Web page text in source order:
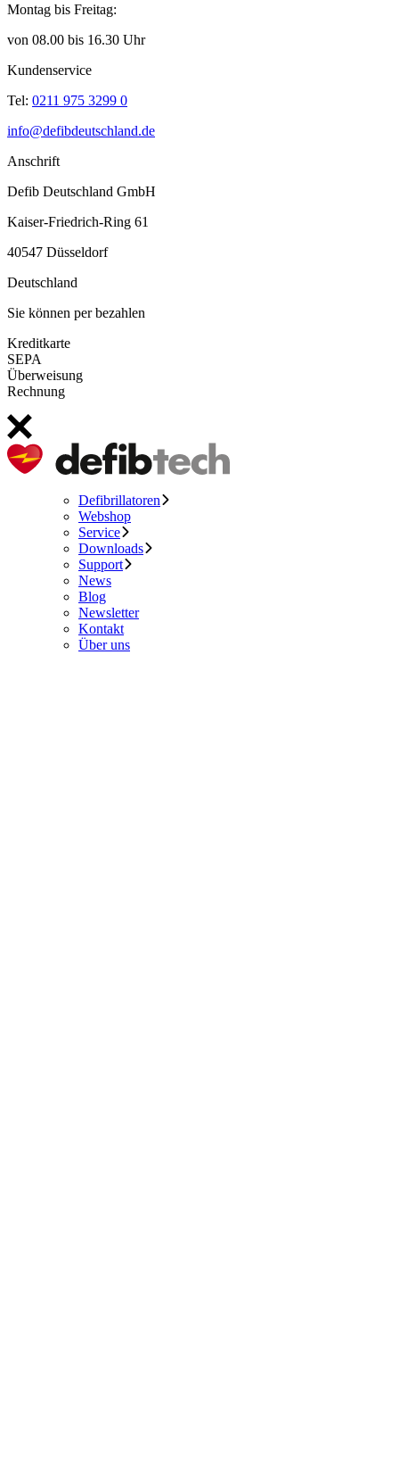
Montag bis Freitag:
von 08.00 bis 16.30 Uhr
Kundenservice
Tel: 0211 975 3299 0
info@defibdeutschland.de
Anschrift
Defib Deutschland GmbH
Kaiser-Friedrich-Ring 61
40547 Düsseldorf
Deutschland
Sie können per bezahlen
Kreditkarte
SEPA
Überweisung
Rechnung
Defibrillatoren
Webshop
Service
Downloads
Support
News
Blog
Newsletter
Kontakt
Über uns